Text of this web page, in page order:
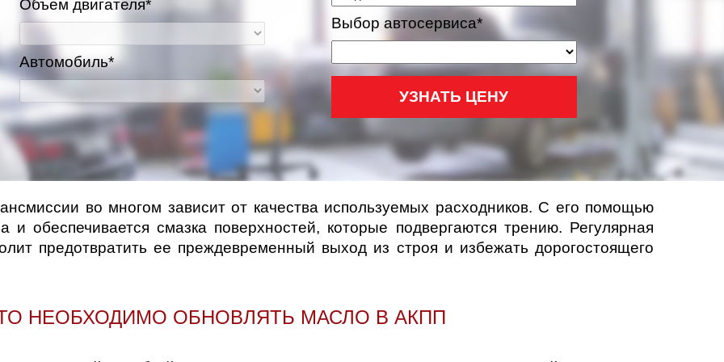
Объем двигателя*
Автомобиль*
Выбор автосервиса*
УЗНАТЬ ЦЕНУ
во многом зависит от качества используемых расходников. С его помощью
и обеспечивается смазка поверхностей, которые подвергаются трению. Регулярная
предотвратить ее преждевременный выход из строя и избежать дорогостоящего
НЕОБХОДИМО ОБНОВЛЯТЬ МАСЛО В АКПП